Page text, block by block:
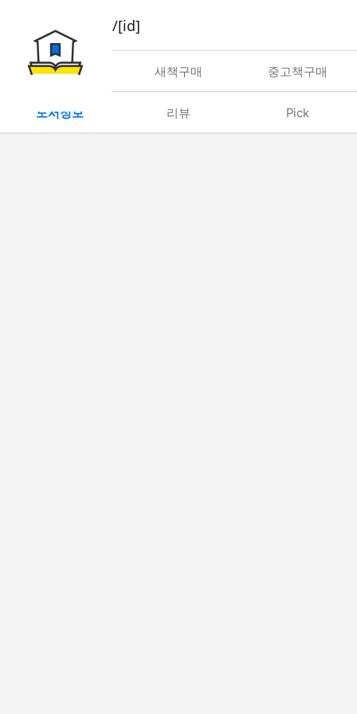
book/rent/[id]
대여 새책구매 중고책구매
도서정보 리뷰 Pick